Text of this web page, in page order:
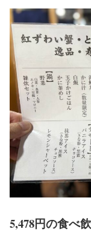
5,478円の食べ